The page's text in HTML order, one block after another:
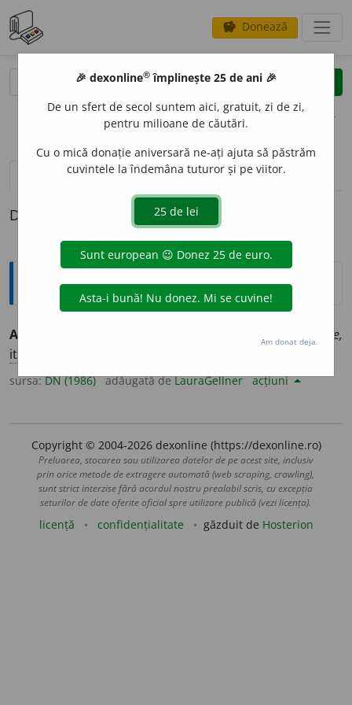
savings Donează
clear
opțiuni
definiții (1) pronunțievolume_up (7)
Definiția cu ID-ul 393850:
Explicative DEX
ANG
angélique,
it.
sursa:DN (1986) adăugată deLauraGellner acțiuni
Copyright © 2004-2026 dexonline (https://dexonline.ro)
Preluarea, stocarea sau utilizarea datelor de pe acest site, inclusiv
prin orice metode de extragere automată (web scraping, crawling),
sunt strict interzise fără acordul nostru prealabil scris, cu excepția
seturilor de date oferite oficial spre utilizare publică (vezi licența).
licență confidențialitate găzduit de Hosterion
🎉 dexonline® împlinește 25 de ani 🎉
De un sfert de secol suntem aici, gratuit, zi de zi,
pentru milioane de căutări.
Cu o mică donație aniversară ne-ați ajuta să păstrăm
cuvintele la îndemâna tuturor și pe viitor.
Am donat deja.